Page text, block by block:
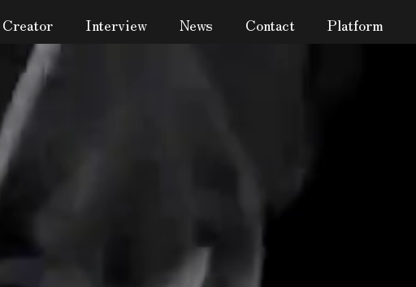
Creator Interview News Contact Platform